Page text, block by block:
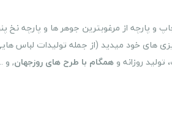
و پارچه از مرغوبترین جوهر ها و پارچه نخ
های خود میدید (از جمله تولیدات لباس
روزانه و همگام با طرح های روزجهان, و